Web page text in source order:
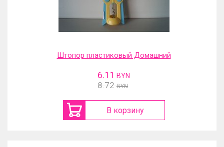
Штопор пластиковый Домашний
6.11 BYN
8.72 BYN
В корзину